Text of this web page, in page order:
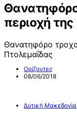
περιοχή
Θανατηφόρο
Πτολεμαΐδας
Ορίζοντες
08/06/2018
Δυτική Μακεδονία